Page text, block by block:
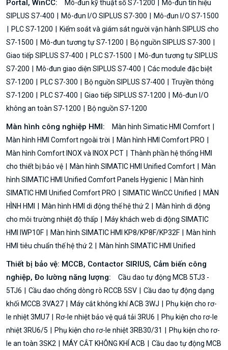
Portal, WinCC:
Mô-đun kỹ thuật số S7-1200
Mô-đun tín hiệu
SIPLUS S7-400
Mô-đun I/O SIPLUS S7-300
Mô-đun I/O S7-1500
PLC S7-1200
Kiểm soát và giám sát người vận hành SIPLUS cho
S7-1500
Mô-đun tương tự S7-1200
Bộ nguồn SIPLUS S7-300
Giao tiếp SIPLUS S7-400
PLC S7-1500
Mô-đun tương tự SIPLUS
S7-200
Mô-đun giao diện SIPLUS S7-400
Các module đặc biệt
S7-1200
PLC S7-300 Bộ nguồn SIPLUS S7-400
Truyền thông
S7-1200
PLC S7-400 Giao tiếp SIPLUS S7-1200
Mô-đun I/O
không an toàn S7-1200
Bộ nguồn S7-1200
Màn hình công nghiệp HMI:
Màn hình Simatic HMI Comfort
Màn hình HMI Comfort ngoài trời
Màn hình HMI Comfort PRO
Màn hình Comfort INOX và INOX PCT
Thành phần hệ thống HMI
cho thiết bị bảo vệ
Màn hình SIMATIC HMI Unified Comfort
Màn
hình SIMATIC HMI Unified Comfort Panels Hygienic
Màn hình
SIMATIC HMI Unified Comfort PRO
SIMATIC WinCC Unified
MÀN
HÌNH HMI
Màn hình HMI di động thế hệ thứ 2
Màn hình di động
cho môi trường nhiệt độ thấp
Máy khách web di động SIMATIC
HMI IWP10F
Màn hình SIMATIC HMI KP8/KP8F/KP32F
Màn hình
HMI tiêu chuẩn thế hệ thứ 2
Màn hình SIMATIC HMI Unified
Thiết bị bảo vệ: MCCB, Contactor SIRIUS, Cảm biến công
nghiệp, Đo lường năng lượng:
Cầu dao tự động MCB 5TJ3 -
5TJ6
Cầu dao chống dòng rò RCCB 5SV
Cầu dao tự động dạng
khối MCCB 3VA27
Máy cắt không khí ACB 3WJ
Phụ kiện cho rơ-
le nhiệt 3MU7
Rơ-le nhiệt bảo vệ quá tải 3RU6
Phụ kiện cho rơ-le
nhiệt 3RU6/5
Phụ kiện cho rơ-le nhiệt 3RB30/31
Phụ kiện cho rơ-
le an toàn 3SK2
MÁY CẮT KHÔNG KHÍ ACB
Cầu dao tự động MCB